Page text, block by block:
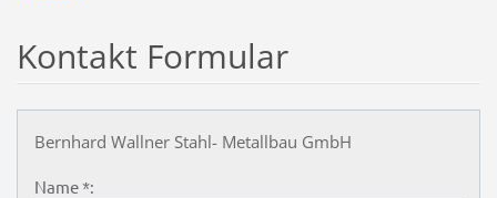
Kontakt Formular
Bernhard Wallner Stahl- Metallbau GmbH
Name *: